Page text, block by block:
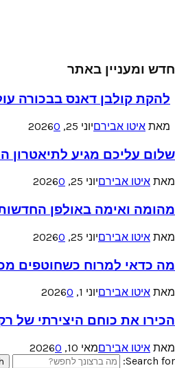
חדש ומעניין באתר
להקת קולבן דאנס בבכורה
מאת איטו אבירםיוני 25, 2026 0
שלום עליכם מגיע לתיאטרון
מאת איטו אבירםיוני 25, 2026 0
מהומה ואימה באולפן
מאת איטו אבירםיוני 25, 2026 0
מה כדאי למרוח כשחוטפים
מאת איטו אבירםיוני 1, 2026 0
הכירו את כוחם היצירתי של
מאת איטו אבירםמאי 10, 2026
0
Search for: